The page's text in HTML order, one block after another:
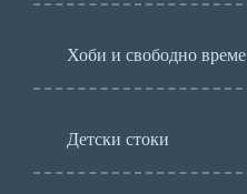
Хоби и свободно време
Детски стоки